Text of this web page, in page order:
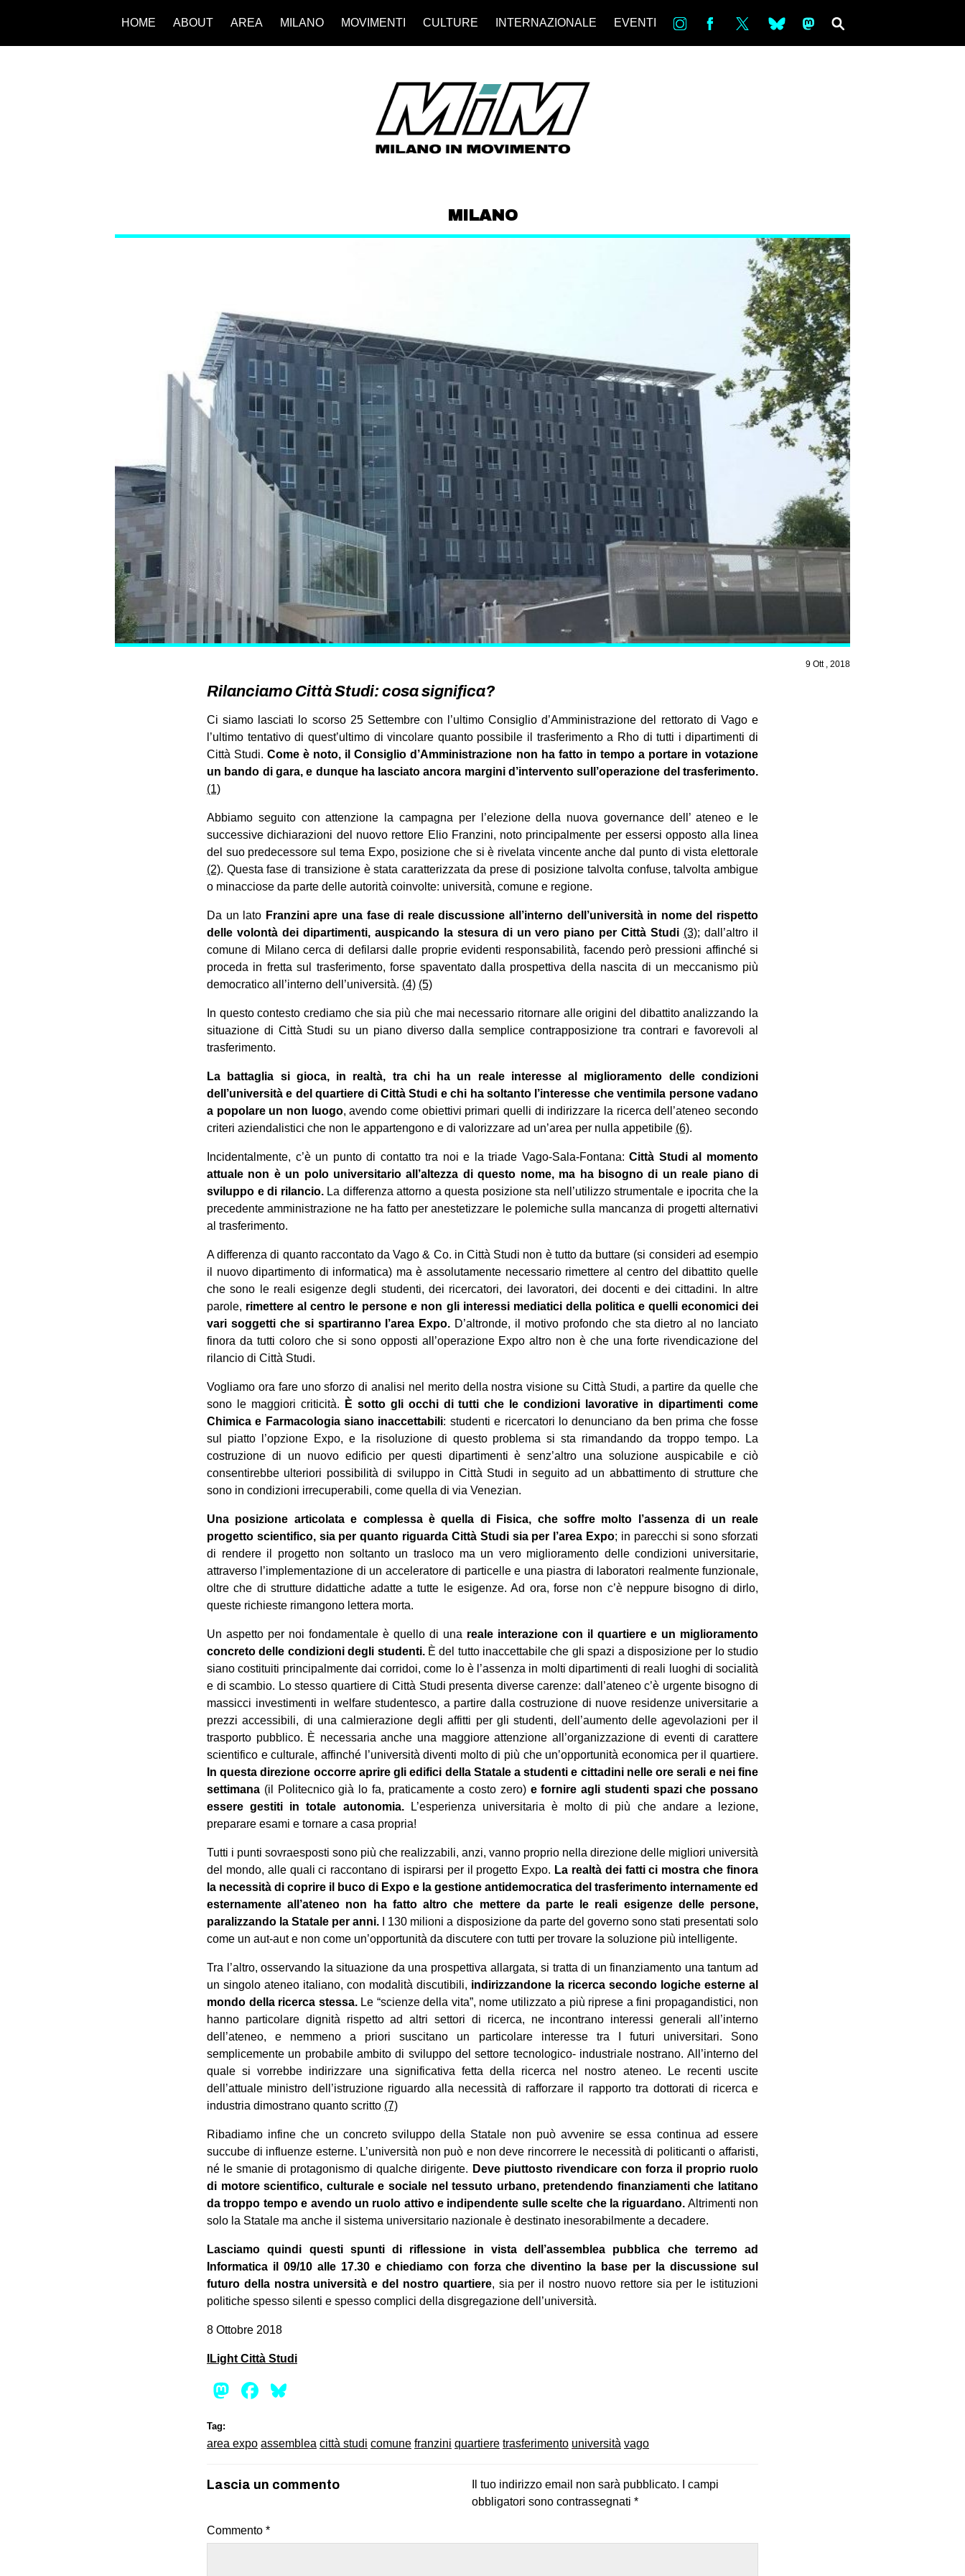
HOME ABOUT AREA MILANO MOVIMENTI CULTURE INTERNAZIONALE EVENTI in bsky ms
MILANO
9 Ott , 2018
Rilanciamo Città Studi: cosa significa?
Ci siamo lasciati lo scorso 25 Settembre con l’ultimo Consiglio d’Amministrazione del rettorato di Vago e
l’ultimo tentativo di quest’ultimo di vincolare quanto possibile il trasferimento a Rho di tutti i dipartimenti di
Città Studi.Come è noto, il Consiglio d’Amministrazione non ha fatto in tempo a portare in votazione
un bando di gara, e dunque ha lasciato ancora margini d’intervento sull’operazione del trasferimento.
(1)
Abbiamo seguito con attenzione la campagna per l’elezione della nuova governance dell’ ateneo e le
successive dichiarazioni del nuovo rettore Elio Franzini, noto principalmente per essersi opposto alla linea
del suo predecessore sul tema Expo, posizione che si è rivelata vincente anche dal punto di vista elettorale
(2). Questa fase di transizione è stata caratterizzata da prese di posizione talvolta confuse, talvolta ambigue
o minacciose da parte delle autorità coinvolte: università, comune e regione.
Da un lato Franzini apre una fase di reale discussione all’interno dell’università in nome del rispetto
delle volontà dei dipartimenti, auspicando la stesura di un vero piano per Città Studi (3); dall’altro il
comune di Milano cerca di defilarsi dalle proprie evidenti responsabilità, facendo però pressioni affinché si
proceda in fretta sul trasferimento, forse spaventato dalla prospettiva della nascita di un meccanismo più
democratico all’interno dell’università. (4) (5)
In questo contesto crediamo che sia più che mai necessario ritornare alle origini del dibattito analizzando la
situazione di Città Studi su un piano diverso dalla semplice contrapposizione tra contrari e favorevoli al
trasferimento.
La battaglia si gioca, in realtà, tra chi ha un reale interesse al miglioramento delle condizioni
dell’università e del quartiere di Città Studi e chi ha soltanto l’interesse che ventimila persone vadano
a popolare un non luogo, avendo come obiettivi primari quelli di indirizzare la ricerca dell’ateneo secondo
criteri aziendalistici che non le appartengono e di valorizzare ad un’area per nulla appetibile (6).
Incidentalmente, c’è un punto di contatto tra noi e la triade Vago-Sala-Fontana:Città Studi al momento
attuale non è un polo universitario all’altezza di questo nome, ma ha bisogno di un reale piano di
sviluppo e di rilancio.La differenza attorno a questa posizione sta nell’utilizzo strumentale e ipocrita che la
precedente amministrazione ne ha fatto per anestetizzare le polemiche sulla mancanza di progetti alternativi
al trasferimento.
A differenza di quanto raccontato da Vago & Co. in Città Studi non è tutto da buttare (si consideri ad esempio
il nuovo dipartimento di informatica) ma è assolutamente necessario rimettere al centro del dibattito quelle
che sono le reali esigenze degli studenti, dei ricercatori, dei lavoratori, dei docenti e dei cittadini. In altre
parole, rimettere al centro le persone e non gli interessi mediatici della politica e quelli economici dei
vari soggetti che si spartiranno l’area Expo. D’altronde, il motivo profondo che sta dietro al no lanciato
finora da tutti coloro che si sono opposti all’operazione Expo altro non è che una forte rivendicazione del
rilancio di Città Studi.
Vogliamo ora fare uno sforzo di analisi nel merito della nostra visione su Città Studi, a partire da quelle che
sono le maggiori criticità. È sotto gli occhi di tutti che le condizioni lavorative in dipartimenti come
Chimica e Farmacologia siano inaccettabili: studenti e ricercatori lo denunciano da ben prima che fosse
sul piatto l’opzione Expo, e la risoluzione di questo problema si sta rimandando da troppo tempo. La
costruzione di un nuovo edificio per questi dipartimenti è senz’altro una soluzione auspicabile e ciò
consentirebbe ulteriori possibilità di sviluppo in Città Studi in seguito ad un abbattimento di strutture che
sono in condizioni irrecuperabili, come quella di via Venezian.
Una posizione articolata e complessa è quella di Fisica, che soffre molto l’assenza di un reale
progetto scientifico, sia per quanto riguarda Città Studi sia per l’area Expo; in parecchi si sono sforzati
di rendere il progetto non soltanto un trasloco ma un vero miglioramento delle condizioni universitarie,
attraverso l’implementazione di un acceleratore di particelle e una piastra di laboratori realmente funzionale,
oltre che di strutture didattiche adatte a tutte le esigenze. Ad ora, forse non c’è neppure bisogno di dirlo,
queste richieste rimangono lettera morta.
Un aspetto per noi fondamentale è quello di una reale interazione con il quartiere e un miglioramento
concreto delle condizioni degli studenti.È del tutto inaccettabile che gli spazi a disposizione per lo studio
siano costituiti principalmente dai corridoi, come lo è l’assenza in molti dipartimenti di reali luoghi di socialità
e di scambio. Lo stesso quartiere di Città Studi presenta diverse carenze: dall’ateneo c’è urgente bisogno di
massicci investimenti in welfare studentesco, a partire dalla costruzione di nuove residenze universitarie a
prezzi accessibili, di una calmierazione degli affitti per gli studenti, dell’aumento delle agevolazioni per il
trasporto pubblico. È necessaria anche una maggiore attenzione all’organizzazione di eventi di carattere
scientifico e culturale, affinché l’università diventi molto di più che un’opportunità economica per il quartiere.
In questa direzione occorre aprire gli edifici della Statale a studenti e cittadini nelle ore serali e nei fine
settimana (il Politecnico già lo fa, praticamente a costo zero) e fornire agli studenti spazi che possano
essere gestiti in totale autonomia.L’esperienza universitaria è molto di più che andare a lezione,
preparare esami e tornare a casa propria!
Tutti i punti sovraesposti sono più che realizzabili, anzi, vanno proprio nella direzione delle migliori università
del mondo, alle quali ci raccontano di ispirarsi per il progetto Expo. La realtà dei fatti ci mostra che finora
la necessità di coprire il buco di Expo e la gestione antidemocratica del trasferimento internamente ed
esternamente all’ateneo non ha fatto altro che mettere da parte le reali esigenze delle persone,
paralizzando la Statale per anni.
I 130 milioni a disposizione da parte del governo sono stati presentati solo
come un aut-aut e non come un’opportunità da discutere con tutti per trovare la soluzione più intelligente.
Tra l’altro, osservando la situazione da una prospettiva allargata, si tratta di un finanziamento una tantum ad
un singolo ateneo italiano, con modalità discutibili, indirizzandone la ricerca secondo logiche esterne al
mondo della ricerca stessa.Le “scienze della vita”, nome utilizzato a più riprese a fini propagandistici, non
hanno particolare dignità rispetto ad altri settori di ricerca, ne incontrano interessi generali all’interno
dell’ateneo, e nemmeno a priori suscitano un particolare interesse tra I futuri universitari. Sono
semplicemente un probabile ambito di sviluppo del settore tecnologico- industriale nostrano. All’interno del
quale si vorrebbe indirizzare una significativa fetta della ricerca nel nostro ateneo. Le recenti uscite
dell’attuale ministro dell’istruzione riguardo alla necessità di rafforzare il rapporto tra dottorati di ricerca e
industria dimostrano quanto scritto (7)
Ribadiamo infine che un concreto sviluppo della Statale non può avvenire se essa continua ad essere
succube di influenze esterne. L’università non può e non deve rincorrere le necessità di politicanti o affaristi,
né le smanie di protagonismo di qualche dirigente. Deve piuttosto rivendicare con forza il proprio ruolo
di motore scientifico, culturale e sociale nel tessuto urbano, pretendendo finanziamenti che latitano
da troppo tempo e avendo un ruolo attivo e indipendente sulle scelte che la riguardano. Altrimenti non
solo la Statale ma anche il sistema universitario nazionale è destinato inesorabilmente a decadere.
Lasciamo quindi questi spunti di riflessione in vista dell’assemblea pubblica che terremo ad
Informatica il 09/10 alle 17.30 e chiediamo con forza che diventino la base per la discussione sul
futuro della nostra università e del nostro quartiere, sia per il nostro nuovo rettore sia per le istituzioni
politiche spesso silenti e spesso complici della disgregazione dell’università.
8 Ottobre 2018
ILight Città Studi
Mastodon
Facebook
Tag:
area expo assemblea città studi comune franzini quartiere trasferimento università vago
Lascia un commento Il tuo indirizzo email non sarà pubblicato.
I campi
obbligatori sono contrassegnati *
Commento *